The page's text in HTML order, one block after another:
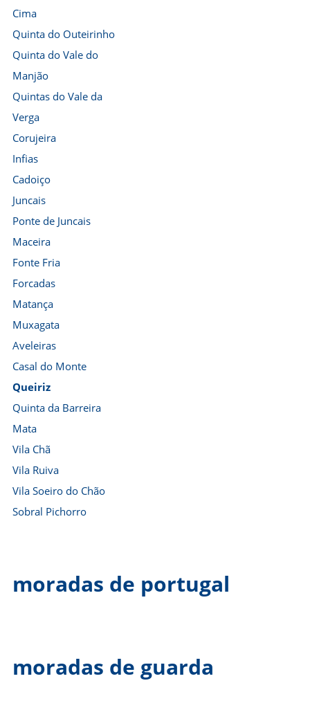
Cima
Quinta do Outeirinho
Quinta do Vale do
Manjão
Quintas do Vale da
Verga
Corujeira
Infias
Cadoiço
Juncais
Ponte de Juncais
Maceira
Fonte Fria
Forcadas
Matança
Muxagata
Aveleiras
Casal do Monte
Queiriz
Quinta da Barreira
Mata
Vila Chã
Vila Ruiva
Vila Soeiro do Chão
Sobral Pichorro
moradas de portugal
moradas de guarda